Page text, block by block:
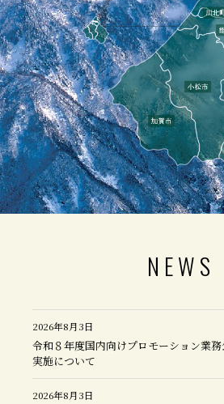
NEWS
2026年8月3日
令和８年度国内向けプロモーション業
実施について
2026年8月3日